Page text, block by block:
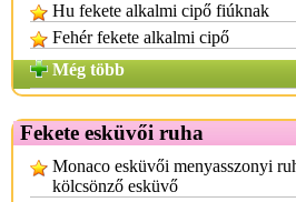
Hu fekete alkalmi cipő fiúknak
Fehér fekete alkalmi cipő
Még több
Fekete esküvői ruha
Monaco esküvői menyasszonyi
kölcsönző esküvő